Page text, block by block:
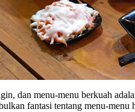
dan menu-menu berkuah
fantasi tentang menu-